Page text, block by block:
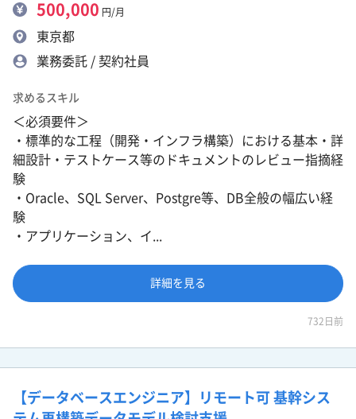
500,000 円/月
東京都
業務委託 / 契約社員
求めるスキル
＜必須要件＞
・標準的な工程（開発・インフラ構築）における基本・詳
細設計・テストケース等のドキュメントのレビュー指摘経
験
・Oracle、SQL Server、Postgre等、DB全般の幅広い経
験
・アプリケーション、イ...
詳細を見る
732日前
【データベースエンジニア】リモート可 基幹シス